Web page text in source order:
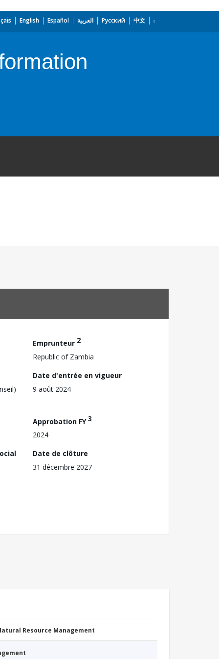
English Español العربية Русский 中文
Emprunteur 2
Republic of Zambia
Date d'entrée en vigueur
9 août 2024
Approbation FY3
2024
Date de clôture
31 décembre 2027
Resource Management